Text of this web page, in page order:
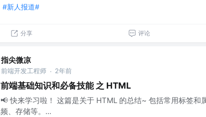
#新人报道#
分享 评论
指尖微凉
前端开发工程师 · 2年前
前端基础知识和必备技能 之 HTML
📢 快来学习啦！ 这篇是关于 HTML 的总结~ 包括常用标签和
频、存储等。...